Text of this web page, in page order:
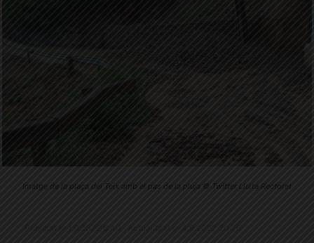
Imatge de la plaça del Teix amb el pas de la pluja © Twitter Lluita Rectoret